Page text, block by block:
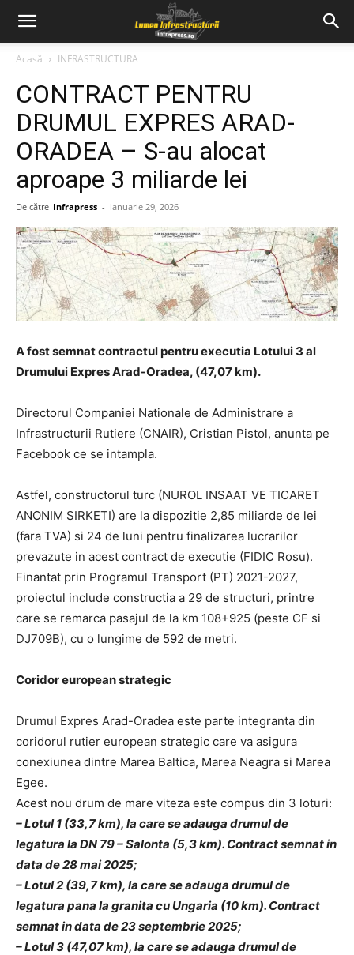
Acasă INFRASTRUCTURA
CONTRACT PENTRU
DRUMUL EXPRES ARAD-
ORADEA – S-au alocat
aproape 3 miliarde lei
De către Infrapress - ianuarie 29, 2026
A fost semnat contractul pentru executia Lotului 3 al
Drumului Expres Arad-Oradea, (47,07 km).
Directorul Companiei Nationale de Administrare a
Infrastructurii Rutiere (CNAIR), Cristian Pistol, anunta pe
Facebook ce se intampla.
Astfel, constructorul turc (NUROL INSAAT VE TICARET
ANONIM SIRKETI) are la dispozitie 2,85 miliarde de lei
(fara TVA) si 24 de luni pentru finalizarea lucrarilor
prevazute in acest contract de executie (FIDIC Rosu).
Finantat prin Programul Transport (PT) 2021-2027,
proiectul include constructia a 29 de structuri, printre
care se remarca pasajul de la km 108+925 (peste CF si
DJ709B), cu o lungime de 592 de metri.
Coridor european strategic
Drumul Expres Arad-Oradea este parte integranta din
coridorul rutier european strategic care va asigura
conexiunea dintre Marea Baltica, Marea Neagra si Marea
Egee.
Acest nou drum de mare viteza este compus din 3 loturi:
– Lotul 1 (33,7 km), la care se adauga drumul de
legatura la DN 79 – Salonta (5,3 km). Contract semnat in
data de 28 mai 2025;
– Lotul 2 (39,7 km), la care se adauga drumul de
legatura pana la granita cu Ungaria (10 km). Contract
semnat in data de 23 septembrie 2025;
– Lotul 3 (47,07 km), la care se adauga drumul de